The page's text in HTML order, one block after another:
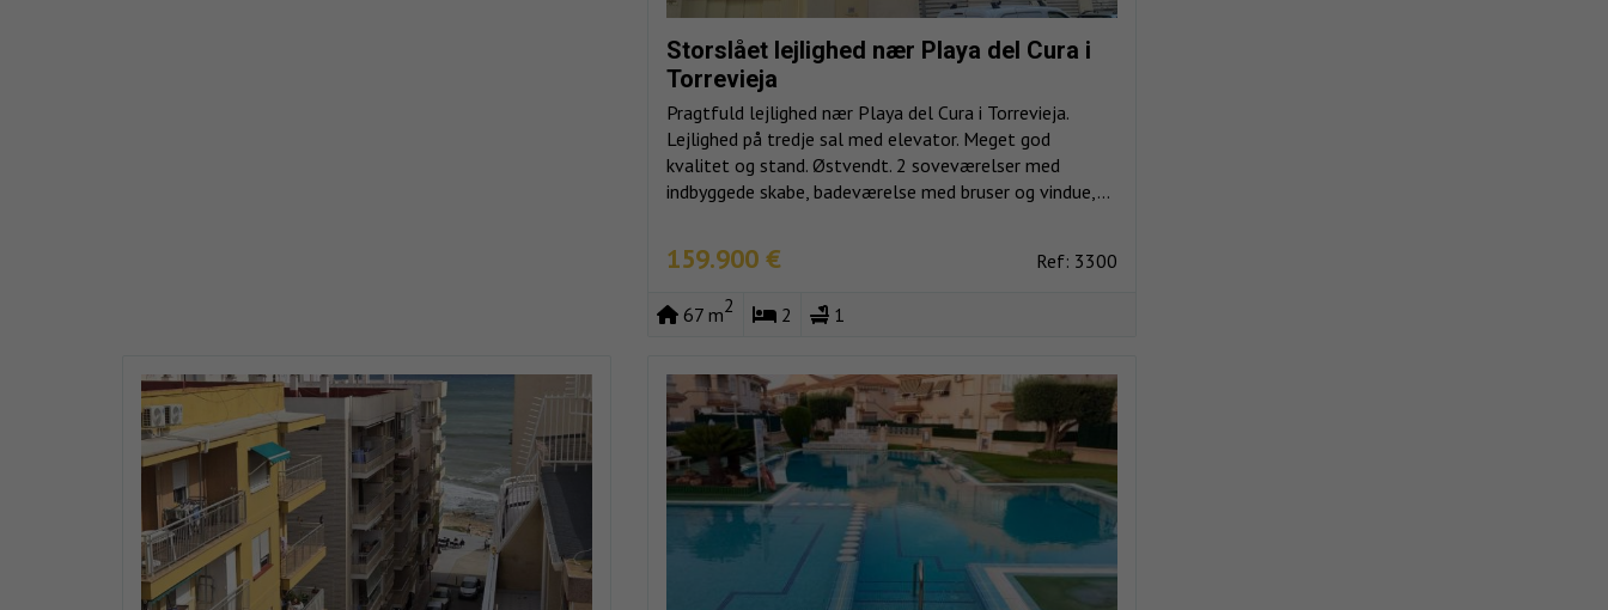
Storslået lejlighed nær Playa del Cura i
Torrevieja
Pragtfuld lejlighed nær Playa del Cura i Torrevieja.
Lejlighed på tredje sal med elevator. Meget god
kvalitet og stand. Østvendt. 2 soveværelser med
indbyggede skabe, badeværelse med bruser og vindue,...
159.900 € Ref: 3300
67 m2 2 1